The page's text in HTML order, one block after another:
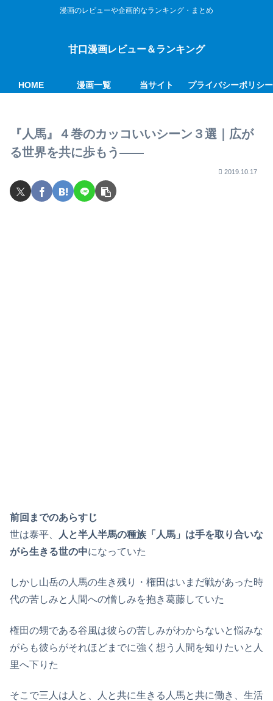
漫画のレビューや企画的なランキング・まとめ
甘口漫画レビュー＆ランキング
HOME 漫画一覧 当サイト プライバシーポリシー
『人馬』４巻のカッコいいシーン３選｜広が
る世界を共に歩もう――
2019.10.17
前回までのあらすじ
世は泰平、
人と半人半馬の種族「人馬」は手を取り合いな
がら生きる世の中になっていた
しかし山岳の人馬の生き残り・権田はいまだ戦があった時
代の苦しみと人間への憎しみを抱き葛藤していた
権田の甥である谷風は彼らの苦しみがわからないと悩みな
がらも彼らがそれほどまでに強く想う人間を知りたいと人
里へ下りた
そこで三人は人と、人と共に生きる人馬と共に働き、生活